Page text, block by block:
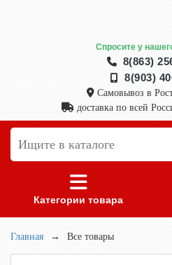
Спросите у
8(863)
8(903)
Самовывоз в
доставка по всей
Категории товара
Главная → Все товары